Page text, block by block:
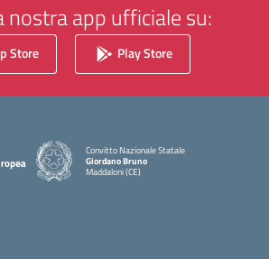
nostra app ufficiale su:
Store Play Store
Convitto Nazionale Statale
Giordano Bruno
Maddaloni (CE)